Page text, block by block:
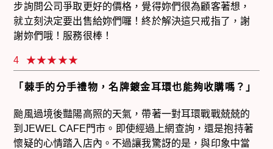
步詢問公司爭取更好的價格，覺得妳們很為顧客著想，
就立刻決定要出售給妳們囉！終於解決這只戒指了，謝
謝妳們哦！服務很棒！
4
「棘手的分手禮物，名牌鍍金耳環也能夠收購嗎？」
颱風過境後豔陽高照的天氣，帶著一對耳環戰戰兢兢的
到JEWEL CAFE門市。即使經過上網查詢，還是抱持著
懷疑的心情踏入店內。不過讓我驚訝的是，與印象中當